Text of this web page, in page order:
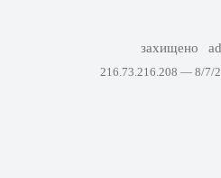
захищено
216.73.216.208 — 8/7/